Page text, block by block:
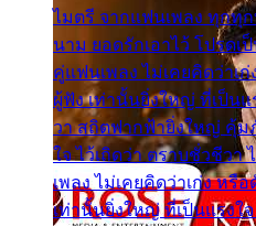
ไมตรี จากแฟนเพลง ทุกทุ
นาม ยอดรักเอาไว้ โปรดเ
คู่แฟนเพลง ไม่เคยคิดว่าเ
ผู้ฟัง เท่านั้นยิ่งใหญ่ ที่เป็นแ
วา สถิตฟากฟ้ายิ่งใหญ่ คุ้ม
ใจ ไว้เถิดว่า ตราบชั่วชีว
เพลง ไม่เคยคิดว่าเก่ง หรื
เท่านั้นยิ่งใหญ่ ที่เป็นแรงใ